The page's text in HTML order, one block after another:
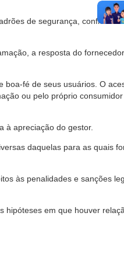
de segurança,
a resposta do
boa-fé de seus usuários. O
ou pelo próprio consumidor
à apreciação do gestor.
daquelas para as quais
às penalidades e sanções
hipóteses em que houver